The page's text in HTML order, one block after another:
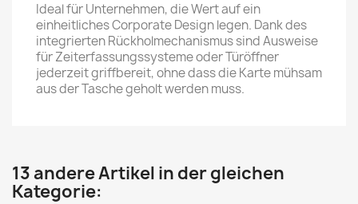
Ideal für Unternehmen, die Wert auf ein
einheitliches Corporate Design legen. Dank des
integrierten Rückholmechanismus sind Ausweise
für Zeiterfassungssysteme oder Türöffner
jederzeit griffbereit, ohne dass die Karte mühsam
aus der Tasche geholt werden muss.
13 andere Artikel in der gleichen
Kategorie: